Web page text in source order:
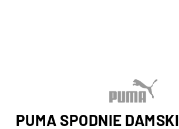
PUMA SPODNIE